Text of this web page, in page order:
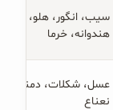
سیب، انگور، هلو،
هندوانه، خرما
عسل، شکلات، دمنوش
نعناع